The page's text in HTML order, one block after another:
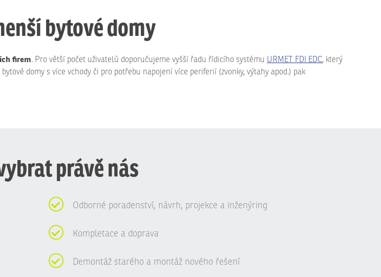
bytové domy
firem. Pro větší počet uživatelů doporučujeme vyšší řadu řídicího systému URMET FDI EDC, který
domy s více vchody či pro potřebu napojení více periferií (zvonky, výtahy apod.) pak
právě nás
Odborné poradenství, návrh, projekce a inženýring
Kompletace a doprava
Demontáž starého a montáž nového řešení